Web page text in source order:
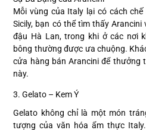
Mỗi vùng của Italy lại có cách
Sicily, bạn có thể tìm thấy
đậu Hà Lan, trong khi ở các nơi
bông thường được ưa chuộng.
cửa hàng bán Arancini để thưởng
này.
3. Gelato – Kem Ý
Gelato không chỉ là một món
tượng của văn hóa ẩm thực